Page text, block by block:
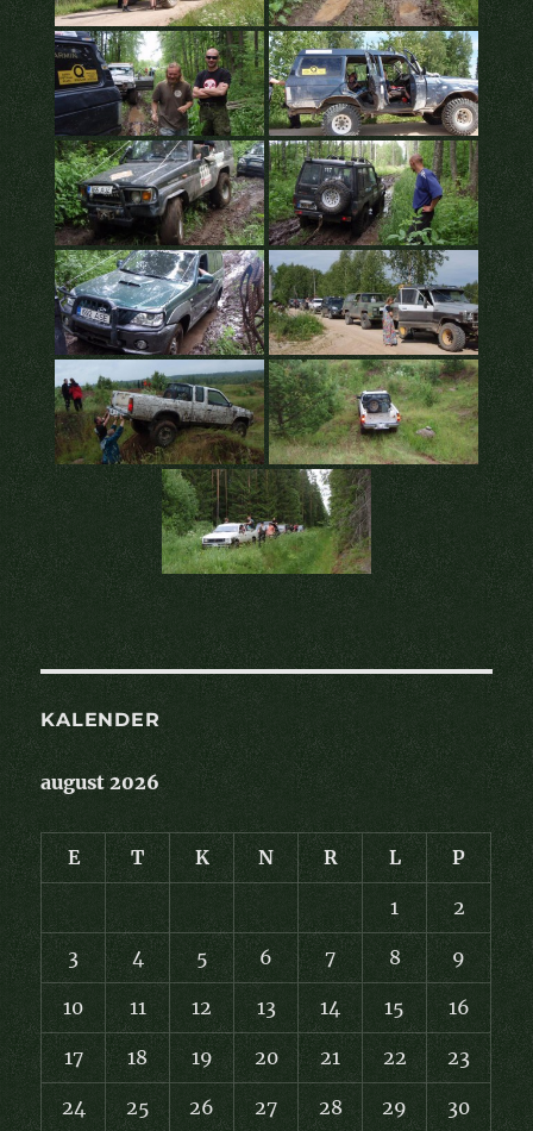
KALENDER
august 2026
E T K N R L P
1 2
3 4 5 6 7 8 9
10 11 12 13 14 15 16
17 18 19 20 21 22 23
24 25 26 27 28 29 30